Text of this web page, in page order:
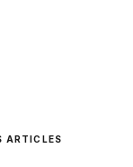
ARTICLES